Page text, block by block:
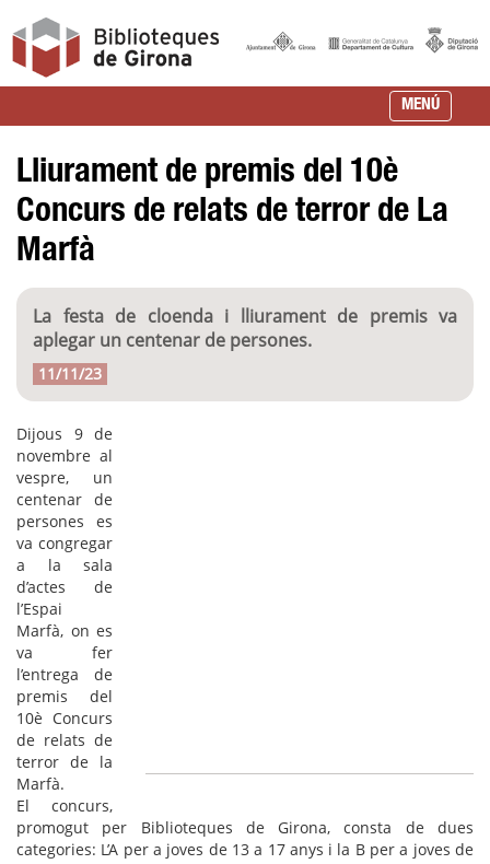
MENÚ
Lliurament de premis del 10è
Concurs de relats de terror de La
Marfà
La festa de cloenda i lliurament de premis va
aplegar un centenar de persones.
11/11/23
Dijous 9 de
novembre al
vespre, un
centenar de
persones es
va congregar
a la sala
d’actes de
l’Espai
Marfà, on es
va fer
l’entrega de
premis del
10è Concurs
de relats de
terror de la
Marfà.
El concurs,
promogut per Biblioteques de Girona, consta de dues
categories: L’A per a joves de 13 a 17 anys i la B per a joves de